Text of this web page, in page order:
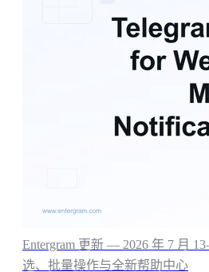
Entergram 更新 — 2026 年 7 月
选、批量操作与全新帮助中心